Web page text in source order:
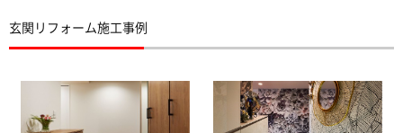
玄関リフォーム施工事例